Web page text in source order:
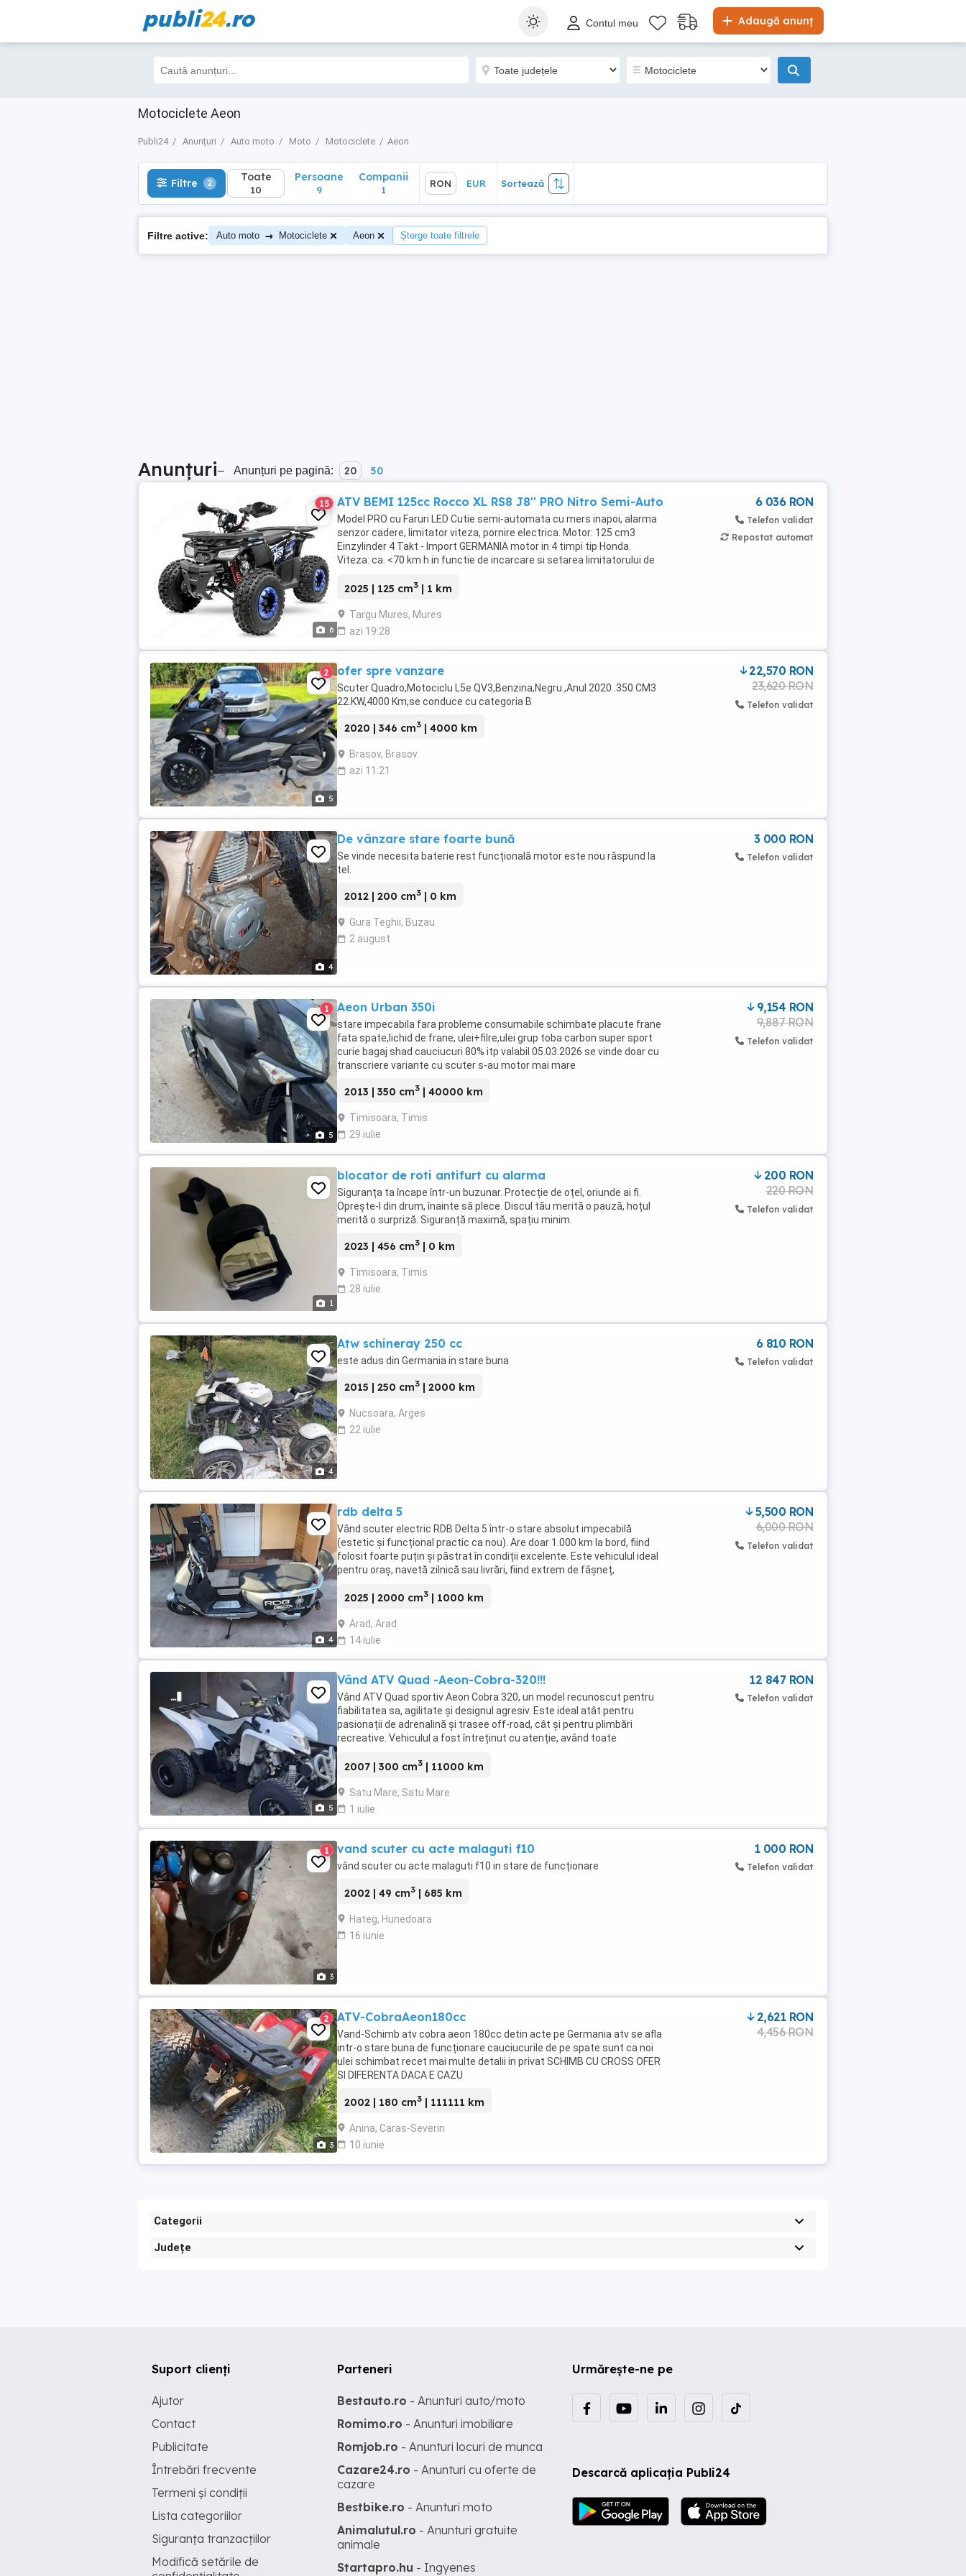
publi24.ro Adaugă anunț
Contul meu
Motociclete Aeon
Publi24 Anunțuri Auto moto Moto Motociclete Aeon
Filtre 2 Toate
10
Sortează
Filtre 2 Toate
10
Persoane
9
Companii
1
RON EUR Sortează
Filtre active: Auto moto → Motociclete Aeon Șterge toate filtrele
Anunțuri– Anunțuri pe pagină: 20 50
6
15 ATV BEMI 125cc Rocco XL RS8 J8'' PRO Nitro Semi-Auto
Model PRO cu Faruri LED Cutie semi-automata cu mers inapoi, alarma
senzor cadere, limitator viteza, pornire electrica. Motor: 125 cm3
Einzylinder 4 Takt - Import GERMANIA motor in 4 timpi tip Honda.
Viteza: ca. <70 km h in functie de incarcare si setarea limitatorului de
2025 | 125 cm3 | 1 km
Targu Mures, Mures
azi 19:28
6 036 RON
Telefon validat
Repostat automat
5
2 ofer spre vanzare
Scuter Quadro,Motociclu L5e QV3,Benzina,Negru ,Anul 2020 .350 CM3
22.KW,4000 Km,se conduce cu categoria B
2020 | 346 cm3 | 4000 km
Brasov, Brasov
azi 11:21
22,570 RON
23,620 RON
Telefon validat
4
De vânzare stare foarte bună
Se vinde necesita baterie rest funcțională motor este nou răspund la
tel.
2012 | 200 cm3 | 0 km
Gura Teghii, Buzau
2 august
3 000 RON
Telefon validat
5
1 Aeon Urban 350i
stare impecabila fara probleme consumabile schimbate placute frane
fata spate,lichid de frane, ulei+filre,ulei grup toba carbon super sport
curie bagaj shad cauciucuri 80% itp valabil 05.03.2026 se vinde doar cu
transcriere variante cu scuter s-au motor mai mare
2013 | 350 cm3 | 40000 km
Timisoara, Timis
29 iulie
9,154 RON
9,887 RON
Telefon validat
1
blocator de roti antifurt cu alarma
Siguranța ta încape într-un buzunar. Protecție de oțel, oriunde ai fi.
Oprește-l din drum, înainte să plece. Discul tău merită o pauză, hoțul
merită o surpriză. Siguranță maximă, spațiu minim.
2023 | 456 cm3 | 0 km
Timisoara, Timis
28 iulie
200 RON
220 RON
Telefon validat
4
Atw schineray 250 cc
este adus din Germania in stare buna
2015 | 250 cm3 | 2000 km
Nucsoara, Arges
22 iulie
6 810 RON
Telefon validat
4
rdb delta 5
Vând scuter electric RDB Delta 5 într-o stare absolut impecabilă
(estetic și funcțional practic ca nou). Are doar 1.000 km la bord, fiind
folosit foarte puțin și păstrat în condiții excelente. Este vehiculul ideal
pentru oraș, navetă zilnică sau livrări, fiind extrem de fâșneț,
2025 | 2000 cm3 | 1000 km
Arad, Arad
14 iulie
5,500 RON
6,000 RON
Telefon validat
5
Vând ATV Quad -Aeon-Cobra-320!!!
Vând ATV Quad sportiv Aeon Cobra 320, un model recunoscut pentru
fiabilitatea sa, agilitate și designul agresiv. Este ideal atât pentru
pasionații de adrenalină și trasee off-road, cât și pentru plimbări
recreative. Vehiculul a fost întreținut cu atenție, având toate
2007 | 300 cm3 | 11000 km
Satu Mare, Satu Mare
1 iulie
12 847 RON
Telefon validat
3
1 vand scuter cu acte malaguti f10
vând scuter cu acte malaguti f10 in stare de funcționare
2002 | 49 cm3 | 685 km
Hateg, Hunedoara
16 iunie
1 000 RON
Telefon validat
3
2 ATV-CobraAeon180cc
Vand-Schimb atv cobra aeon 180cc detin acte pe Germania atv se afla
intr-o stare buna de funcționare cauciucurile de pe spate sunt ca noi
ulei schimbat recet mai multe detalii in privat SCHIMB CU CROSS OFER
SI DIFERENTA DACA E CAZU
2002 | 180 cm3 | 111111 km
Anina, Caras-Severin
10 iunie
2,621 RON
4,456 RON
Categorii
Județe
Urmărește-ne pe
Descarcă aplicația Publi24
Suport clienți
Ajutor
Contact
Publicitate
Întrebări frecvente
Termeni și condiții
Lista categoriilor
Siguranța tranzacțiilor
Modifică setările de
Parteneri
Bestauto.ro - Anunturi auto/moto
Romimo.ro - Anunturi imobiliare
Romjob.ro - Anunturi locuri de munca
Cazare24.ro - Anunturi cu oferte de
cazare
Bestbike.ro - Anunturi moto
Animalutul.ro - Anunturi gratuite
animale
Startapro.hu - Ingyenes